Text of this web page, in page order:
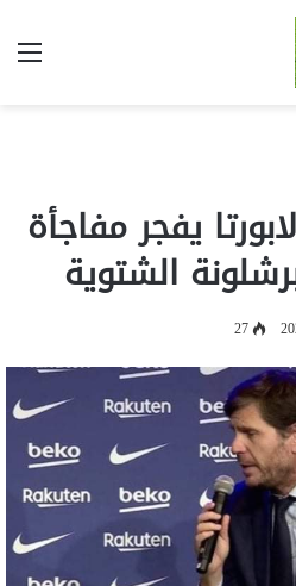
يفجر مفاجأة
الشتوية
27